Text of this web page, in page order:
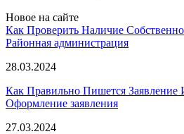
Новое на сайте
Как Проверить Наличие
Paйoннaя aдминиcтpaция
28.03.2024
Как Правильно Пишется Заявление
Оформление заявления
27.03.2024